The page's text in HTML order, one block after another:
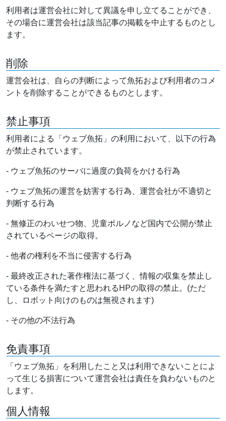
利用者は運営会社に対して異議を申し立てることができ、
その場合に運営会社は該当記事の掲載を中止するものとし
ます。
削除
運営会社は、自らの判断によって魚拓および利用者のコメ
ントを削除することができるものとします。
禁止事項
利用者による「ウェブ魚拓」の利用において、以下の行為
が禁止されています。
- ウェブ魚拓のサーバに過度の負荷をかける行為
- ウェブ魚拓の運営を妨害する行為、運営会社が不適切と
判断する行為
- 無修正のわいせつ物、児童ポルノなど国内で公開が禁止
されているページの取得。
- 他者の権利を不当に侵害する行為
- 最終改正された著作権法に基づく、情報の収集を禁止し
ている条件を満たすと思われるHPの取得の禁止。(ただ
し、ロボット向けのものは無視されます)
- その他の不法行為
免責事項
「ウェブ魚拓」を利用したこと又は利用できないことによ
って生じる損害について運営会社は責任を負わないものと
します。
個人情報